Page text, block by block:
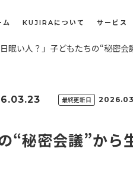
ム KUJIRAについて サービス
日眠い人？」子どもたちの“秘密
最終更新日
“秘密会議”か